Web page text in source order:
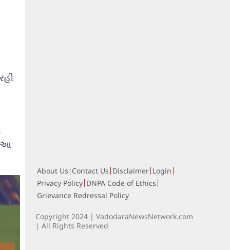
આ
About Us Contact Us Disclaimer Login
Privacy Policy DNPA Code of Ethics
Grievance Redressal Policy
Copyright 2024 | VadodaraNewsNetwork.com
| All Rights Reserved